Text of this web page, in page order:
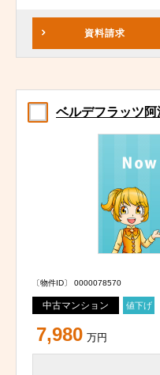
資料請求
ベルデフラッツ阿
〔物件ID〕 0000078570
中古マンション 値下げ
7,980 万円